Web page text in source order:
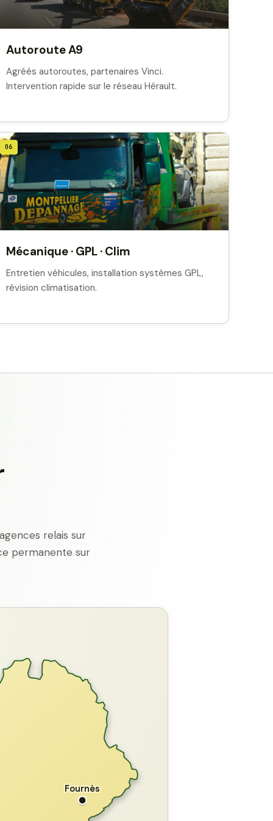
Autoroute A9
Agréés autoroutes, partenaires Vinci.
Intervention rapide sur le réseau Hérault.
06
Mécanique · GPL · Clim
Entretien véhicules, installation systèmes GPL,
révision climatisation.
relais sur
permanente sur
Fournès